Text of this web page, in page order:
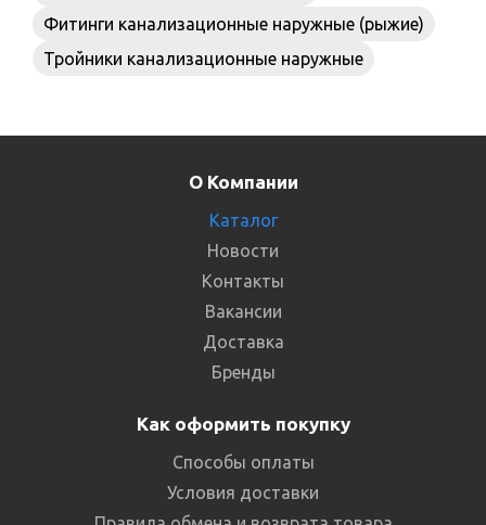
Фитинги канализационные наружные (рыжие)
Тройники канализационные наружные
О Компании
Каталог
Новости
Контакты
Вакансии
Доставка
Бренды
Как оформить покупку
Способы оплаты
Условия доставки